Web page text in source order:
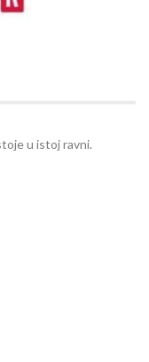
u istoj ravni.